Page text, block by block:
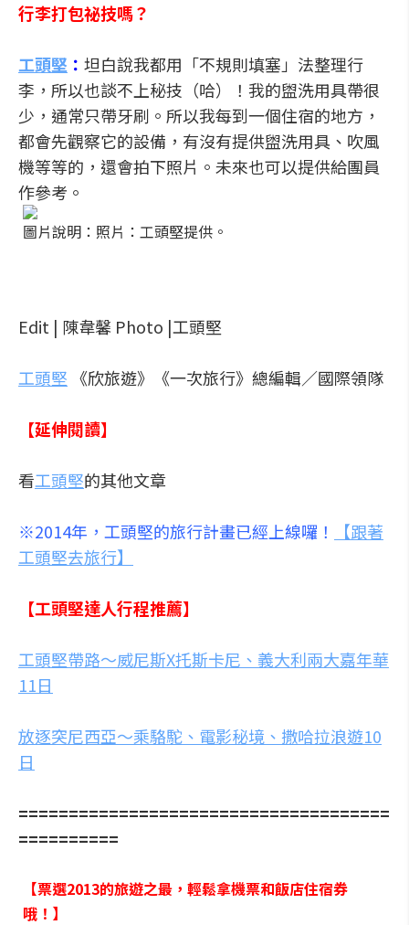
行李打包祕技嗎？
工頭堅 ： 坦白說我都用「不規則填塞」法整理行
李，所以也談不上秘技（哈）！我的盥洗用具帶很
少，通常只帶牙刷。所以我每到一個住宿的地方，
都會先觀察它的設備，有沒有提供盥洗用具、吹風
機等等的，還會拍下照片。未來也可以提供給團員
作參考。
圖片說明：照片：工頭堅提供。
Edit | 陳韋馨 Photo |工頭堅
工頭堅 《欣旅遊》《一次旅行》總編輯／國際領隊
【延伸閱讀】
看工頭堅的其他文章
※2014年，工頭堅的旅行計畫已經上線囉！
【跟著
工頭堅去旅行】
【工頭堅達人行程推薦】
工頭堅帶路～威尼斯X托斯卡尼、義大利兩大嘉年華
11日
放逐突尼西亞～乘駱駝、電影秘境、撒哈拉浪遊10
日
=====================================
==========
【票選2013的旅遊之最，輕鬆拿機票和飯店住宿券
哦！】